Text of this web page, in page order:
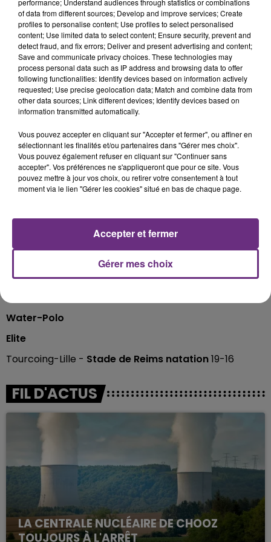
Paris XIII -Épernay3-8
Volley-Ball
Nationale 2
Maizières-les-Metz -Reims1-3
Rugby
Fédérale 3
26-33
Division 2
Water-Polo
Elite
Tourcoing-Lille - Stade de Reims natation19-16
FIL D'ACTUS
LA CENTRALE NUCLÉAIRE DE CHOOZ
TOUJOURS À L'ARRÊT
performance; Understand audiences through statistics or combinations
of data from different sources; Develop and improve services; Create
profiles to personalise content; Use profiles to select personalised
content; Use limited data to select content; Ensure security, prevent and
detect fraud, and fix errors; Deliver and present advertising and content;
Save and communicate privacy choices. These technologies may
process personal data such as IP address and browsing data to offer
following functionalities: Identify devices based on information actively
requested; Use precise geolocation data; Match and combine data from
other data sources; Link different devices; Identify devices based on
information transmitted automatically.
Vous pouvez accepter en cliquant sur "Accepter et fermer", ou affiner en
sélectionnant les finalités et/ou partenaires dans "Gérer mes choix".
Vous pouvez également refuser en cliquant sur "Continuer sans
accepter". Vos préférences ne s'appliqueront que pour ce site. Vous
pouvez mettre à jour vos choix, ou retirer votre consentement à tout
moment via le lien "Gérer les cookies" situé en bas de chaque page.
Gérer mes choix
Accepter et fermer